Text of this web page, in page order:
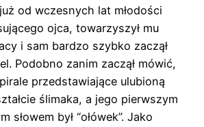
od wczesnych lat młodości
ojca, towarzyszył mu
i sam bardzo szybko zaczął
Podobno zanim zaczął mówić,
przedstawiające ulubioną
ślimaka, a jego pierwszym
słowem był “ołówek”. Jako